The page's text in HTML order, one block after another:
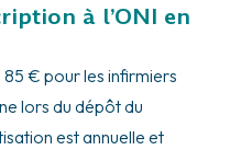
à l’ONI en
€ pour les infirmiers
lors du dépôt du
est annuelle et